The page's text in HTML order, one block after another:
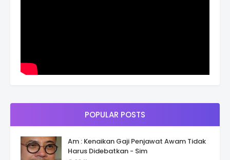
POPULAR POSTS
Am : Kenaikan Gaji Penjawat Awam Tidak
Harus Didebatkan - Sim